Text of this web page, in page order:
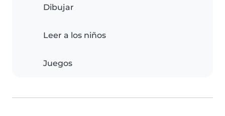
Dibujar
Leer a los niños
Juegos